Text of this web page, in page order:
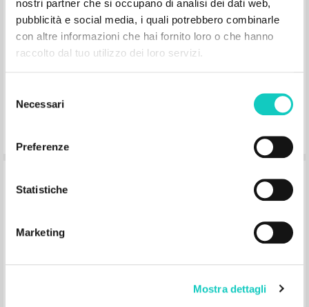
nostri partner che si occupano di analisi dei dati web,
pubblicità e social media, i quali potrebbero combinarle
con altre informazioni che hai fornito loro o che hanno
raccolto dal tuo utilizzo dei loro servizi.
delNecessari
Preferenze
Statistiche
Marketing
Mostra dettagli
Jaca Book
2015
Italiano
Luogo di edizione : Milano
Préface à Brève catéchèse sur le
mariage, par Antonio Sicari
Éditions Chora